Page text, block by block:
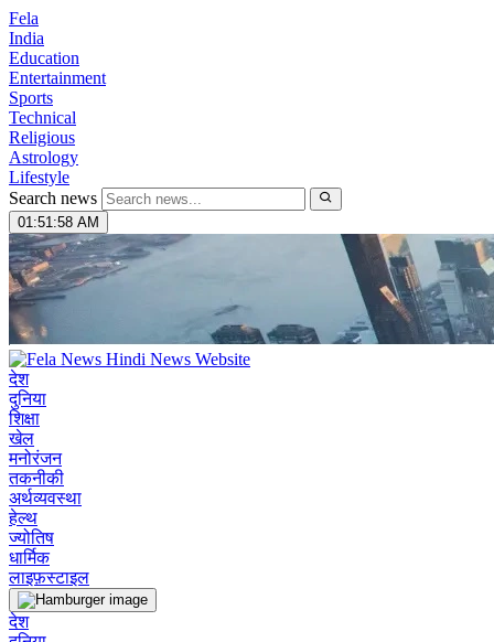
Fela
India
Education
Entertainment
Sports
Technical
Religious
Astrology
Lifestyle
Search news
01:51:59 AM
देश
दुनिया
शिक्षा
खेल
मनोरंजन
तकनीकी
अर्थव्यवस्था
हेल्थ
ज्योतिष
धार्मिक
लाइफ़स्टाइल
देश